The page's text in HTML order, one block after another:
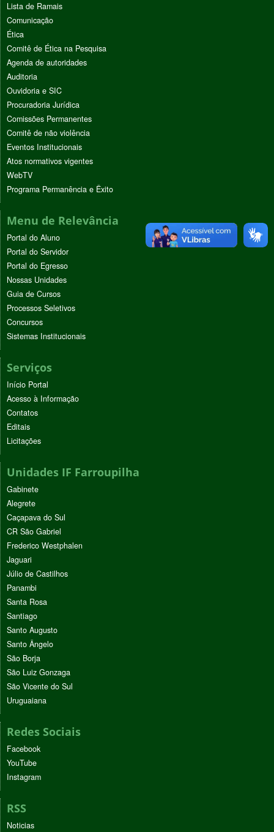
Lista de Ramais
Comunicação
Ética
Comitê de Ética na Pesquisa
Agenda de autoridades
Auditoria
Ouvidoria e SIC
Procuradoria Jurídica
Comissões Permanentes
Comitê de não violência
Eventos Institucionais
Atos normativos vigentes
WebTV
Programa Permanência e Êxito
Menu de Relevância
Portal do Aluno
Portal do Servidor
Portal do Egresso
Nossas Unidades
Guia de Cursos
Processos Seletivos
Concursos
Sistemas Institucionais
Serviços
Início Portal
Acesso à Informação
Contatos
Editais
Licitações
Unidades IF Farroupilha
Gabinete
Alegrete
Caçapava do Sul
CR São Gabriel
Frederico Westphalen
Jaguari
Júlio de Castilhos
Panambi
Santa Rosa
Santiago
Santo Augusto
Santo Ângelo
São Borja
São Luiz Gonzaga
São Vicente do Sul
Uruguaiana
Redes Sociais
Facebook
YouTube
Instagram
RSS
Noticias